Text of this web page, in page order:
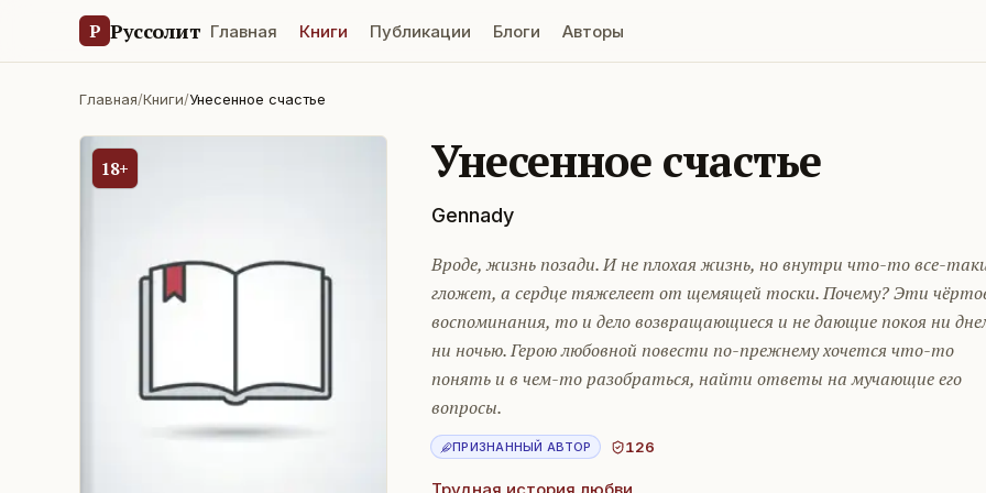
Р Руссолит Главная Книги Публикации Блоги Авторы
Главная/Книги/Унесенное счастье
18+ Унесенное счастье
Gennady
Вроде, жизнь позади. И не плохая жизнь, но внутри что-то все-
гложет, а сердце тяжелеет от щемящей тоски. Почему? Эти
воспоминания, то и дело возвращающиеся и не дающие покоя ни
ни ночью. Герою любовной повести по-прежнему хочется что-то
понять и в чем-то разобраться, найти ответы на мучающие его
вопросы.
ПРИЗНАННЫЙ АВТОР 126